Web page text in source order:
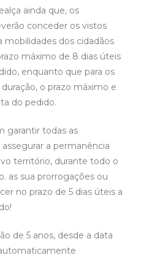
ainda que, os
conceder os vistos
dos cidadãos
máximo de 8 dias úteis
enquanto que para os
o prazo máximo e
do pedido.
garantir todas as
a permanência
território, durante todo o
as sua prorrogações ou
no prazo de 5 dias úteis a
de 5 anos, desde a data